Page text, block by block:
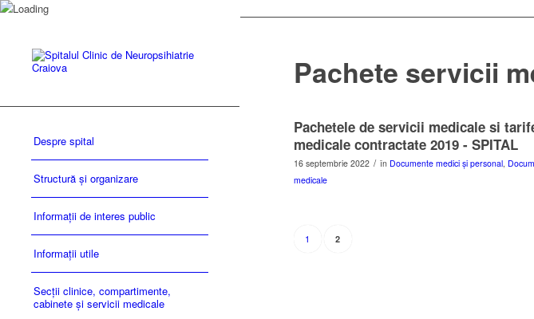
Despre spital
Structură și organizare
Informații de interes public
Informații utile
Secții clinice, compartimente,
cabinete și servicii medicale
Pachete servicii
Pachetele de servicii medicale si
medicale contractate 2019 - SPITAL
16 septembrie 2022 / în Documente medici și personal,
medicale
1 2